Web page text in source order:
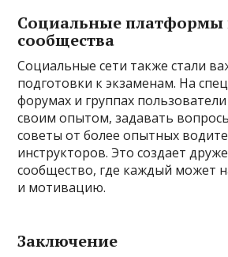
Социальные платформы
сообщества
Социальные сети также стали
подготовки к экзаменам. На
форумах и группах
своим опытом, задавать
советы от более опытных
инструкторов. Это создает
сообщество, где каждый может
и мотивацию.
Заключение